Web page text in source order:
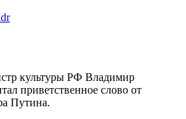
культуры РФ Владимир
приветственное слово от
Путина.